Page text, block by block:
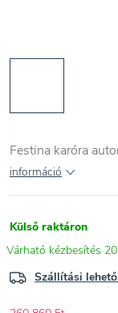
Festina karóra
információ
Külső raktáron
Szállítási